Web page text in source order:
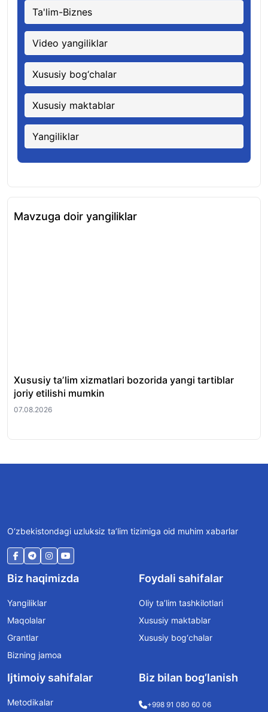
Ta'lim-Biznes
Video yangiliklar
Xususiy bog‘chalar
Xususiy maktablar
Yangiliklar
Mavzuga doir yangiliklar
Xususiy taʼlim xizmatlari bozorida yangi tartiblar
joriy etilishi mumkin
07.08.2026
O‘zbekistondagi uzluksiz ta’lim tizimiga oid muhim xabarlar
Biz haqimizda
Yangiliklar
Maqolalar
Grantlar
Bizning jamoa
Foydali sahifalar
Oliy ta’lim tashkilotlari
Xususiy maktablar
Xususiy bog‘chalar
Ijtimoiy sahifalar
Metodikalar
Biz bilan bog’lanish
+998 91 080 60 06